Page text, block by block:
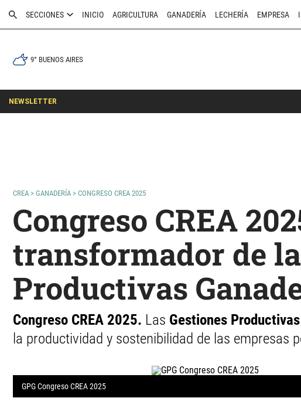
SECCIONES INICIO AGRICULTURA GANADERÍA LECHERÍA EMPRESA
9° BUENOS AIRES
NEWSLETTER
CREA > GANADERÍA > CONGRESO CREA 2025
Congreso CREA
transformador de
Productivas
Congreso CREA 2025. Las Gestiones
la productividad y sostenibilidad de las empresas
GPG Congreso CREA 2025